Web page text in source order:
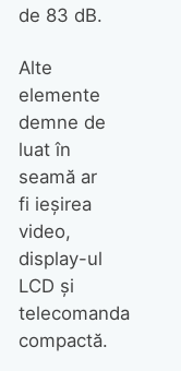
de 83 dB.
Alte
elemente
demne de
luat în
seamă ar
fi ieşirea
video,
display-ul
LCD şi
telecomanda
compactă.